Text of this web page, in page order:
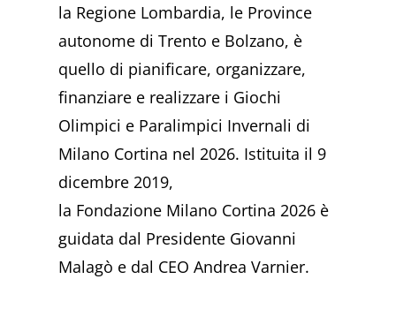
la Regione Lombardia, le Province
autonome di Trento e Bolzano, è
quello di pianificare, organizzare,
finanziare e realizzare i Giochi
Olimpici e Paralimpici Invernali di
Milano Cortina nel 2026. Istituita il 9
dicembre 2019,
la Fondazione Milano Cortina 2026 è
guidata dal Presidente Giovanni
Malagò e dal CEO Andrea Varnier.